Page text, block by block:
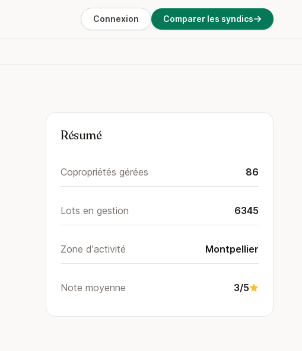
Connexion Comparer les syndics
Résumé
Copropriétés gérées 86
Lots en gestion 6345
Zone d'activité Montpellier
Note moyenne 3/5